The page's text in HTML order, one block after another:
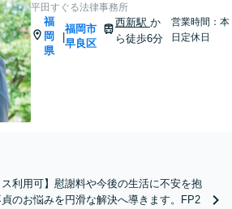
平田すぐる法律事務所
福
岡
県
|
福岡市
早良区
西新駅 か
ら徒歩6分
営業時間：本
日定休日
ス利用可】慰謝料や今後の生活に不安を抱
のお悩みを円滑な解決へ導きます。FP2